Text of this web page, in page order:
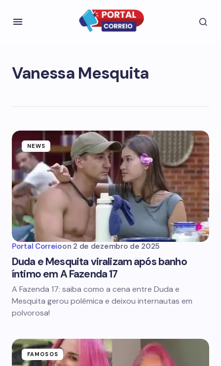
Vanessa Mesquita
NEWS
Portal Correioon 2 de dezembro de 2025
Duda e Mesquita viralizam após banho
íntimo em A Fazenda 17
A Fazenda 17: saiba como a cena entre Duda e
Mesquita gerou polêmica e deixou internautas em
polvorosa!
FAMOSOS